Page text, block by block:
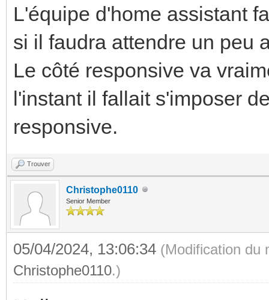
L'équipe d'home assistant
si il faudra attendre un peu
Le côté responsive va
l'instant il fallait s'imposer
responsive.
Trouver
Christophe0110
Senior Member
05/04/2024, 13:06:34 (Modification du
Christophe0110.)